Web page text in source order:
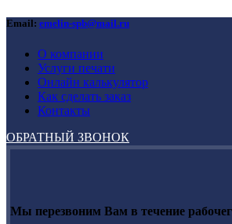
Email: emelin-spb@mail.ru
О компании
Услуги печати
Онлайн калькулятор
Как сделать заказ
Контакты
ОБРАТНЫЙ ЗВОНОК
Мы перезвоним Вам в течение